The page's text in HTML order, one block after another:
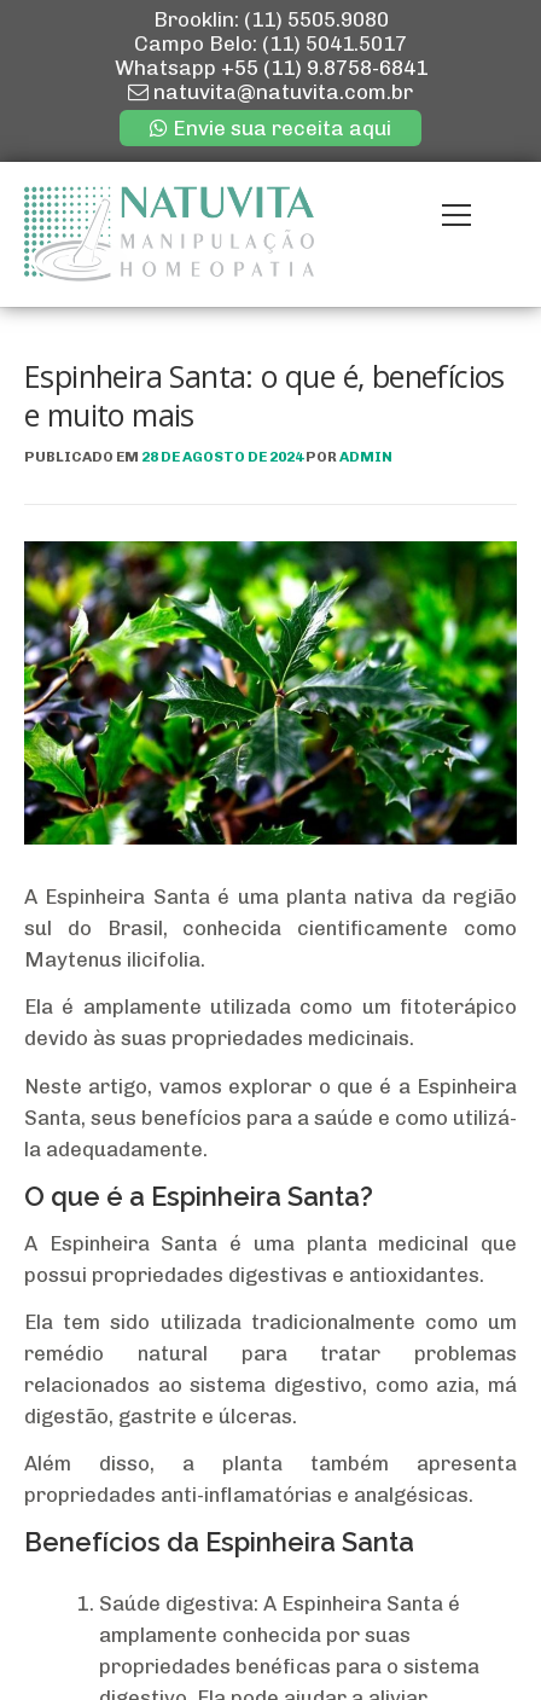
Brooklin: (11) 5505.9080
Campo Belo: (11) 5041.5017
Whatsapp +55 (11) 9.8758-6841
natuvita@natuvita.com.br
Envie sua receita aqui
para
conteúdo
Menu
QUEM SOMOS
Espinheira Santa: o que é, benefícios
e muito mais
PUBLICADO EM 28 DE AGOSTO DE 2024PORADMIN
A Espinheira Santa é uma planta nativa da região
sul do Brasil, conhecida cientificamente como
Maytenus ilicifolia.
Ela é amplamente utilizada como um fitoterápico
devido às suas propriedades medicinais.
Neste artigo, vamos explorar o que é a Espinheira
Santa, seus benefícios para a saúde e como utilizá-
la adequadamente.
O que é a Espinheira Santa?
A Espinheira Santa é uma planta medicinal que
possui propriedades digestivas e antioxidantes.
Ela tem sido utilizada tradicionalmente como um
remédio natural para tratar problemas
relacionados ao sistema digestivo, como azia, má
digestão, gastrite e úlceras.
Além disso, a planta também apresenta
propriedades anti-inflamatórias e analgésicas.
Benefícios da Espinheira Santa
Saúde digestiva: A Espinheira Santa é
amplamente conhecida por suas
propriedades benéficas para o sistema